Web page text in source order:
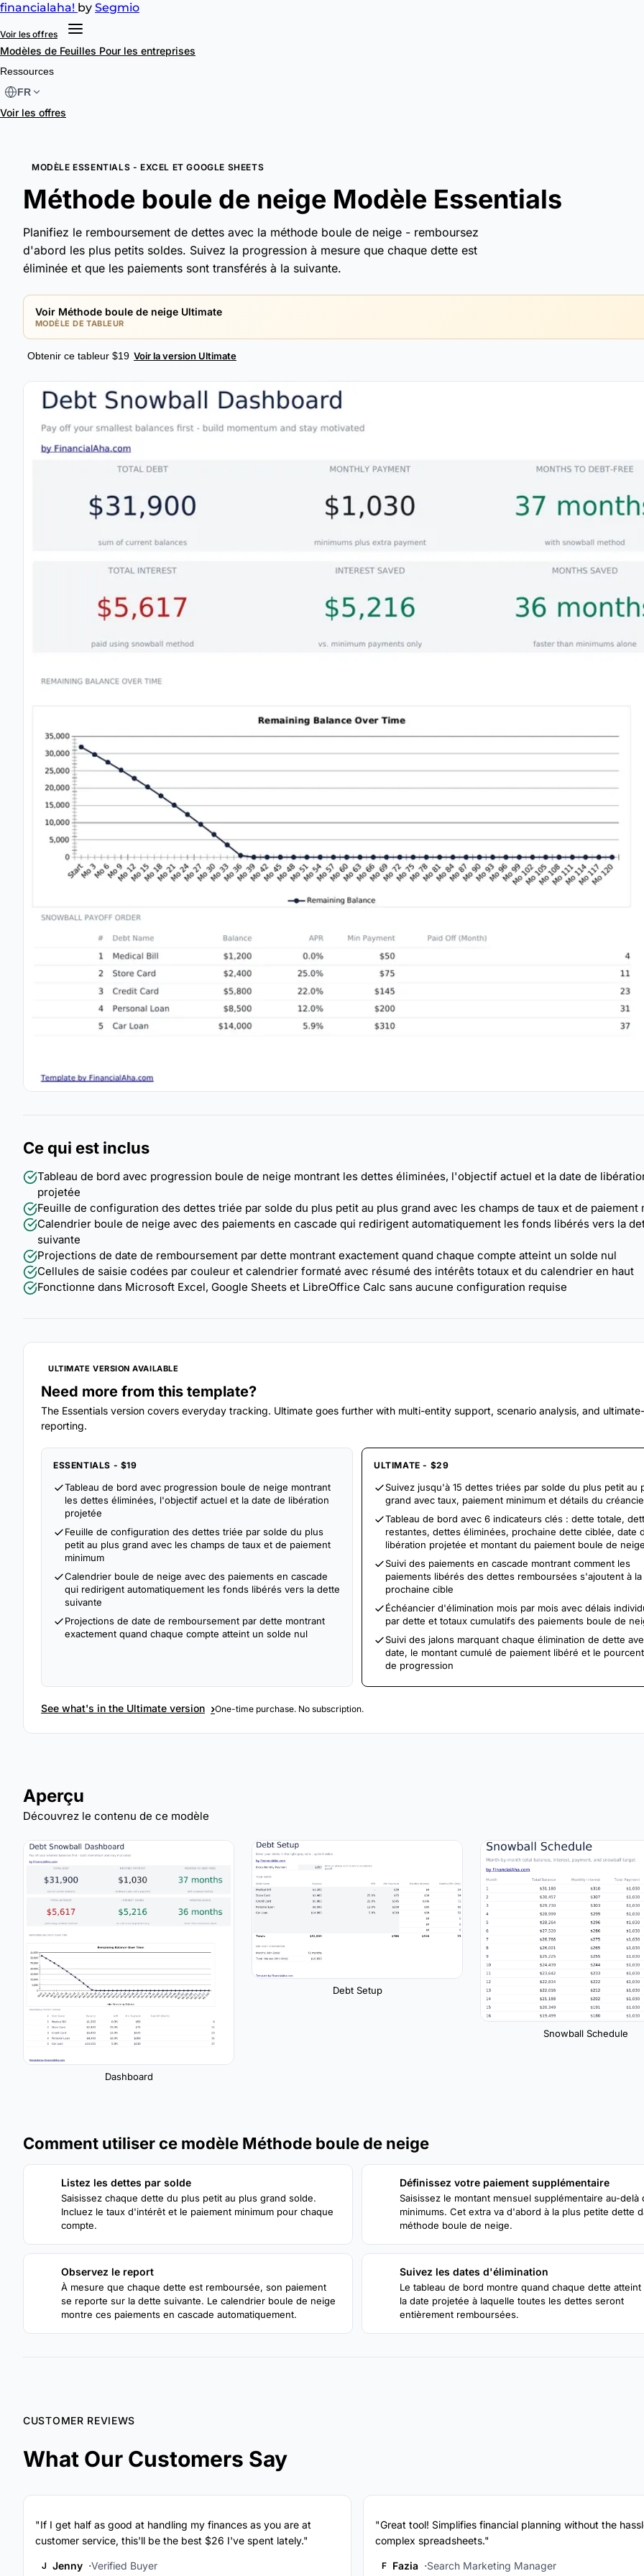
financialaha! by Segmio
Voir les offres
Modèles de Feuilles Pour les entreprises
Ressources
FR
Voir les offres
MODÈLE ESSENTIALS - EXCEL ET GOOGLE SHEETS
Méthode boule de neige Modèle Essentials
Planifiez le remboursement de dettes avec la méthode boule de neige - remboursez
d'abord les plus petits soldes. Suivez la progression à mesure que chaque dette est
éliminée et que les paiements sont transférés à la suivante.
Voir Méthode boule de neige Ultimate
MODÈLE DE TABLEUR
Obtenir ce tableur $19 Voir la version Ultimate
Ce qui est inclus
Tableau de bord avec progression boule de neige montrant les dettes éliminées, l'objectif actuel et la date de
projetée
Feuille de configuration des dettes triée par solde du plus petit au plus grand avec les champs de taux et de paiement
Calendrier boule de neige avec des paiements en cascade qui redirigent automatiquement les fonds libérés vers la
suivante
Projections de date de remboursement par dette montrant exactement quand chaque compte atteint un solde nul
Cellules de saisie codées par couleur et calendrier formaté avec résumé des intérêts totaux et du calendrier en haut
Fonctionne dans Microsoft Excel, Google Sheets et LibreOffice Calc sans aucune configuration requise
ULTIMATE VERSION AVAILABLE
Need more from this template?
The Essentials version covers everyday tracking. Ultimate goes further with multi-entity support, scenario analysis, and
reporting.
ESSENTIALS - $19
Tableau de bord avec progression boule de neige montrant
les dettes éliminées, l'objectif actuel et la date de libération
projetée
Feuille de configuration des dettes triée par solde du plus
petit au plus grand avec les champs de taux et de paiement
minimum
Calendrier boule de neige avec des paiements en cascade
qui redirigent automatiquement les fonds libérés vers la dette
suivante
Projections de date de remboursement par dette montrant
exactement quand chaque compte atteint un solde nul
ULTIMATE - $29
Suivez jusqu'à 15 dettes triées par solde du plus petit au
grand avec taux, paiement minimum et détails du
Tableau de bord avec 6 indicateurs clés : dette totale,
restantes, dettes éliminées, prochaine dette ciblée, date
libération projetée et montant du paiement boule de neige
Suivi des paiements en cascade montrant comment les
paiements libérés des dettes remboursées s'ajoutent à la
prochaine cible
Échéancier d'élimination mois par mois avec délais
par dette et totaux cumulatifs des paiements boule de
Suivi des jalons marquant chaque élimination de dette
date, le montant cumulé de paiement libéré et le
de progression
See what's in the Ultimate version ›One-time purchase. No subscription.
Aperçu
Découvrez le contenu de ce modèle
Dashboard
Debt Setup
Snowball Schedule
Comment utiliser ce modèle Méthode boule de neige
Listez les dettes par solde
Saisissez chaque dette du plus petit au plus grand solde.
Incluez le taux d'intérêt et le paiement minimum pour chaque
compte.
Définissez votre paiement supplémentaire
Saisissez le montant mensuel supplémentaire au-delà
minimums. Cet extra va d'abord à la plus petite dette
méthode boule de neige.
Observez le report
À mesure que chaque dette est remboursée, son paiement
se reporte sur la dette suivante. Le calendrier boule de neige
montre ces paiements en cascade automatiquement.
Suivez les dates d'élimination
Le tableau de bord montre quand chaque dette
la date projetée à laquelle toutes les dettes seront
entièrement remboursées.
CUSTOMER REVIEWS
What Our Customers Say
"If I get half as good at handling my finances as you are at
customer service, this'll be the best $26 I've spent lately."
J Jenny Verified Buyer
"Great tool! Simplifies financial planning without the
complex spreadsheets."
F Fazia Search Marketing Manager